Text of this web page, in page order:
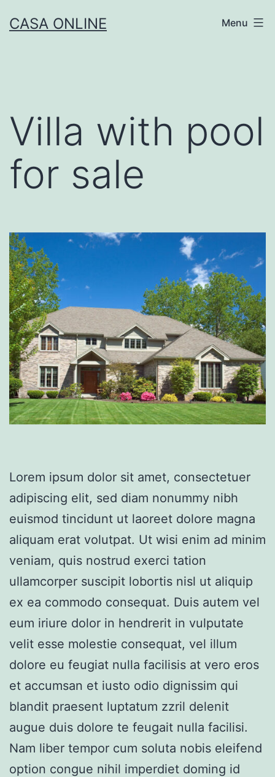
toCASA ONLINE Menu
Villa with pool
for sale
Lorem ipsum dolor sit amet, consectetuer
adipiscing elit, sed diam nonummy nibh
euismod tincidunt ut laoreet dolore magna
aliquam erat volutpat. Ut wisi enim ad minim
veniam, quis nostrud exerci tation
ullamcorper suscipit lobortis nisl ut aliquip
ex ea commodo consequat. Duis autem vel
eum iriure dolor in hendrerit in vulputate
velit esse molestie consequat, vel illum
dolore eu feugiat nulla facilisis at vero eros
et accumsan et iusto odio dignissim qui
blandit praesent luptatum zzril delenit
augue duis dolore te feugait nulla facilisi.
Nam liber tempor cum soluta nobis eleifend
option congue nihil imperdiet doming id